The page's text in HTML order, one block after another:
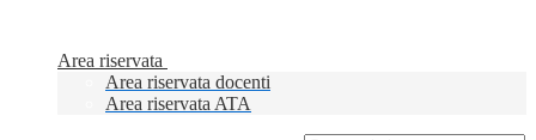
Area riservata
Area riservata docenti
Area riservata ATA